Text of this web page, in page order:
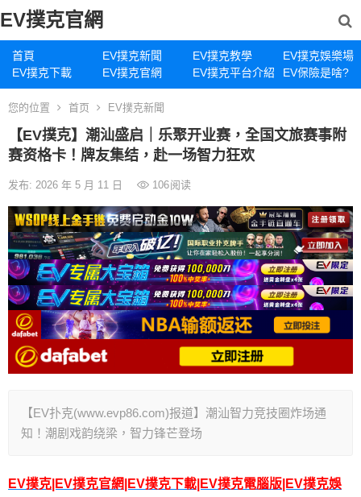
EV撲克官網
首頁 EV撲克新聞 EV撲克教學
EV撲克娛樂場
EV撲克下載
EV撲克官網 EV撲克平台介紹 EV保險是啥?
您的位置 首页 EV撲克新聞
【EV撲克】潮汕盛启｜乐聚开业赛，全国文旅赛事附
赛资格卡！牌友集结，赴一场智力狂欢
发布: 2026 年 5 月 11 日 106阅读
【EV扑克(www.evp86.com)报道】潮汕智力竞技圈炸场通
知！潮剧戏韵绕梁，智力锋芒登场
EV撲克|EV撲克官網|EV撲克下載|EV撲克電腦版|EV撲克娛